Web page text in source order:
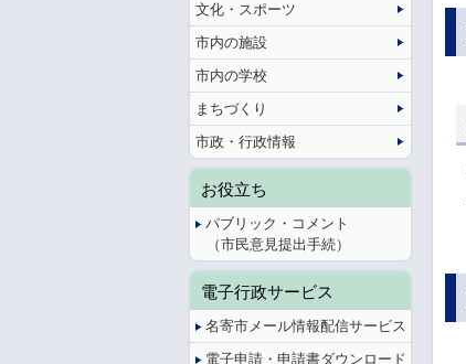
文化・スポーツ
市内の施設
市内の学校
まちづくり
市政・行政情報
お役立ち
パブリック・コメント
（市民意見提出手続）
電子行政サービス
名寄市メール情報配信サービス
電子申請・申請書ダウンロード